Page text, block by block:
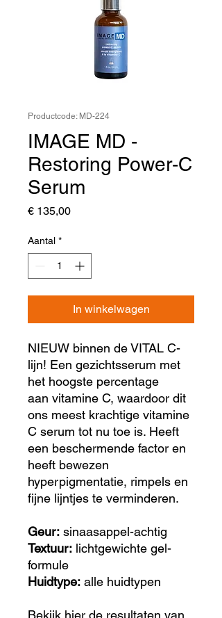
Productcode: MD-224
IMAGE MD -
Restoring Power-C
Serum
€ 135,00Prijs
Aantal *
In winkelwagen
NIEUW binnen de VITAL C-
lijn! Een gezichtsserum met
het hoogste percentage
aan vitamine C, waardoor dit
ons meest krachtige vitamine
C serum tot nu toe is. Heeft
een beschermende factor en
heeft bewezen
hyperpigmentatie, rimpels en
fijne lijntjes te verminderen.
Geur: sinaasappel-achtig
Textuur: lichtgewichte gel-
formule
Huidtype: alle huidtypen
Bekijk hier de resultaten van